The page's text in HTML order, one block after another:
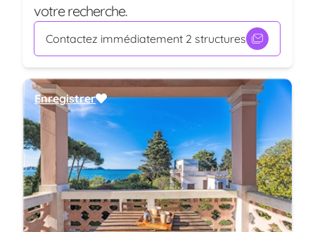
votre recherche.
Contactez immédiatement 2 structures
Enregistrer